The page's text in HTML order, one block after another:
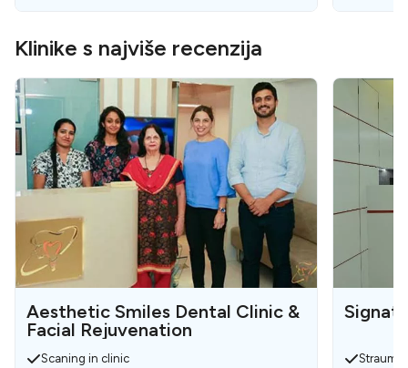
Klinike s najviše recenzija
Aesthetic Smiles Dental Clinic &
Facial Rejuvenation
Scaning in clinic